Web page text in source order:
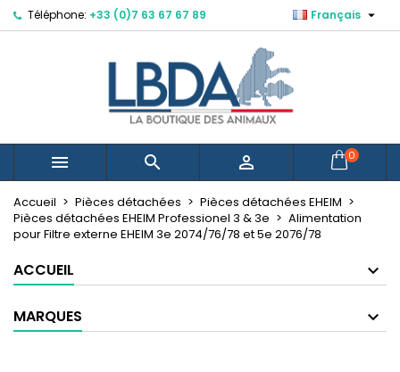
Téléphone: +33 (0)7 63 67 67 89 Français 
   0
Accueil Pièces détachées
Pièces détachées EHEIM
Pièces détachées EHEIM Professionel 3 & 3e
Alimentation
pour Filtre externe EHEIM 3e 2074/76/78 et 5e 2076/78
ACCUEIL
MARQUES
Mes listes d'envies ×
Créer une nouvelle liste
Créer une liste d'envies ×
Nom de la liste d'envies
Annuler Créer une liste d'envies
Connexion ×
Vous devez être connecté pour ajouter des produits
à votre liste d'envies.
Annuler Connexion